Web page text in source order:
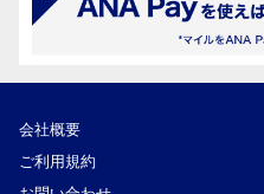
会社概要
ご利用規約